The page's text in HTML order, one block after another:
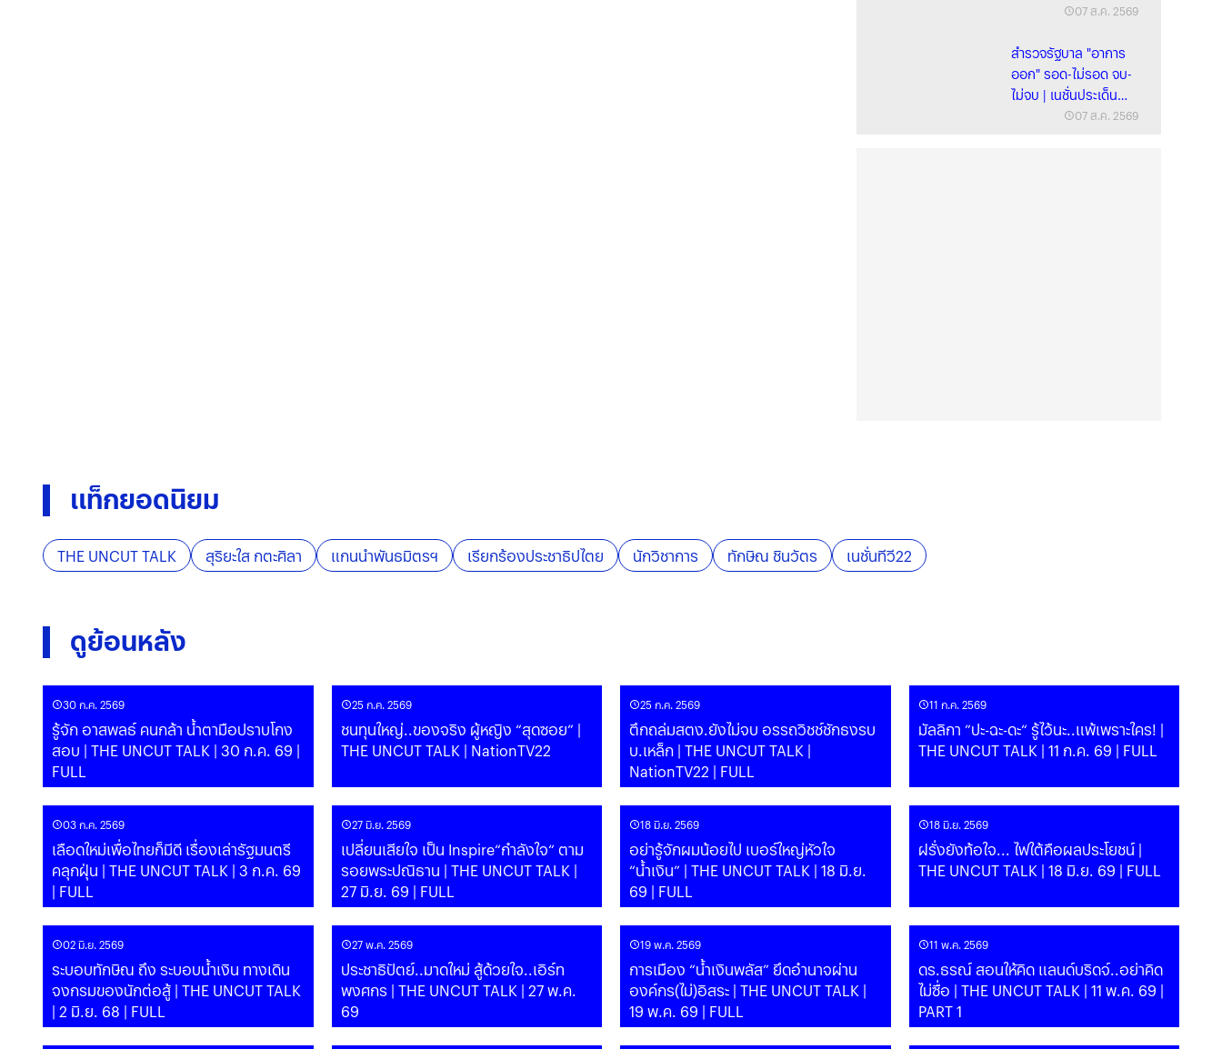
นทั่วไทย | 07 ส.ค. 69
07 ส.ค. 2569
สำรวจรัฐบาล "อาการ
ออก" รอด-ไม่รอด จบ-
ไม่จบ | เนชั่นประเด็น
ร้อน | 7 ส.ค. 6907 ส.ค. 2569
แท็กยอดนิยม
THE UNCUT TALK สุริยะใส กตะศิลา แกนนำพันธมิตรฯ เรียกร้องประชาธิปไตย นักวิชาการ ทักษิณ ชินวัตร เนชั่นทีวี22
ดูย้อนหลัง
30 ก.ค. 2569
รู้จัก อาสพลธ์ คนกล้า น้ำตามือปราบโกง
สอบ | THE UNCUT TALK | 30 ก.ค. 69 |
FULL
25 ก.ค. 2569
ชนทุนใหญ่..ของจริง ผู้หญิง “สุดซอย” |
THE UNCUT TALK | NationTV22
25 ก.ค. 2569
ตึกถล่มสตง.ยังไม่จบ อรรถวิชช์ชักธงรบ
บ.เหล็ก | THE UNCUT TALK |
NationTV22 | FULL
11 ก.ค. 2569
มัลลิกา ”ปะ-​ฉะ-ดะ“ รู้ไว้นะ..แพ้เพราะใคร​! |
THE UNCUT TALK | 11 ก.ค. 69 | FULL
03 ก.ค. 2569
เลือดใหม่เพื่อไทยก็มีดี เรื่องเล่ารัฐมนตรี
คลุกฝุ่น | THE UNCUT TALK | 3 ก.ค. 69
| FULL
27 มิ.ย. 2569
เปลี่ยนเสียใจ เป็น Inspire“กำลังใจ“ ตาม
รอยพระปณิธาน | THE UNCUT TALK |
27 มิ.ย. 69 | FULL
18 มิ.ย. 2569
อย่ารู้จักผมน้อยไป เบอร์ใหญ่หัวใจ
“น้ำเงิน” | THE UNCUT TALK | 18 มิ.ย.
69 | FULL
18 มิ.ย. 2569
ฝรั่งยังท้อใจ... ไฟใต้คือผลประโยชน์ |
THE UNCUT TALK | 18 มิ.ย. 69 | FULL
02 มิ.ย. 2569
ระบอบทักษิณ ถึง ระบอบน้ำเงิน ทางเดิน
จงกรมของนักต่อสู้ | THE UNCUT TALK
| 2 มิ.ย. 68 | FULL
27 พ.ค. 2569
ประชาธิปัตย์..มาดใหม่ สู้ด้วยใจ..เอิร์ท
พงศกร | THE UNCUT TALK | 27 พ.ค.
69
19 พ.ค. 2569
การเมือง “น้ำเงินพลัส” ยึดอำนาจผ่าน
องค์กร(ไม่)อิสระ | THE UNCUT TALK |
19 พ.ค. 69 | FULL
11 พ.ค. 2569
ดร.ธรณ์ สอนให้คิด แลนด์บริดจ์..อย่าคิด
ไม่ซื่อ | THE UNCUT TALK | 11 พ.ค. 69 |
PART 1